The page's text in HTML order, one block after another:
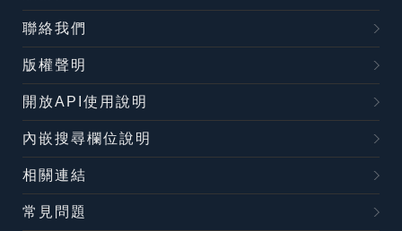
聯絡我們
版權聲明
開放API使用說明
內嵌搜尋欄位說明
相關連結
常見問題